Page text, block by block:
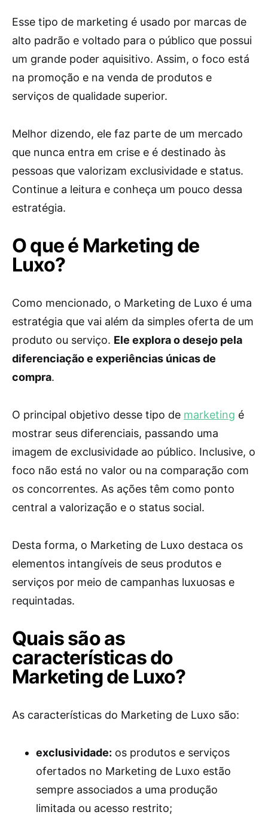
Esse tipo de marketing é usado por marcas de
alto padrão e voltado para o público que possui
um grande poder aquisitivo. Assim, o foco está
na promoção e na venda de produtos e
serviços de qualidade superior.
Melhor dizendo, ele faz parte de um mercado
que nunca entra em crise e é destinado às
pessoas que valorizam exclusividade e status.
Continue a leitura e conheça um pouco dessa
estratégia.
O que é Marketing de
Luxo?
Como mencionado, o Marketing de Luxo é uma
estratégia que vai além da simples oferta de um
produto ou serviço. Ele explora o desejo pela
diferenciação e experiências únicas de
compra.
O principal objetivo desse tipo de marketing é
mostrar seus diferenciais, passando uma
imagem de exclusividade ao público. Inclusive, o
foco não está no valor ou na comparação com
os concorrentes. As ações têm como ponto
central a valorização e o status social.
Desta forma, o Marketing de Luxo destaca os
elementos intangíveis de seus produtos e
serviços por meio de campanhas luxuosas e
requintadas.
Quais são as
características do
Marketing de Luxo?
As características do Marketing de Luxo são:
exclusividade: os produtos e serviços
ofertados no Marketing de Luxo estão
sempre associados a uma produção
limitada ou acesso restrito;